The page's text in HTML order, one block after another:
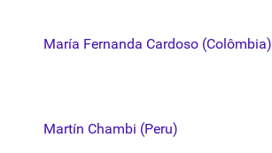
María Fernanda Cardoso (Colômbia)
Martín Chambi (Peru)